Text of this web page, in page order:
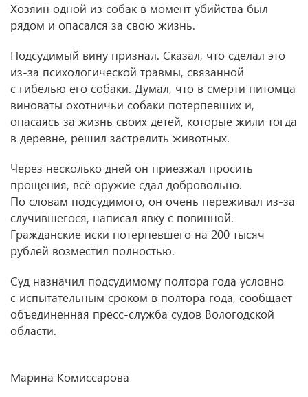
Хозяин одной из собак в момент убийства был
рядом и опасался за свою жизнь.
Подсудимый вину признал. Сказал, что сделал это
из-за психологической травмы, связанной
с гибелью его собаки. Думал, что в смерти питомца
виноваты охотничьи собаки потерпевших и,
опасаясь за жизнь своих детей, которые жили тогда
в деревне, решил застрелить животных.
Через несколько дней он приезжал просить
прощения, всё оружие сдал добровольно.
По словам подсудимого, он очень переживал из-за
случившегося, написал явку с повинной.
Гражданские иски потерпевшего на 200 тысяч
рублей возместил полностью.
Суд назначил подсудимому полтора года условно
с испытательным сроком в полтора года, сообщает
объединенная пресс-служба судов Вологодской
области.
Марина Комиссарова